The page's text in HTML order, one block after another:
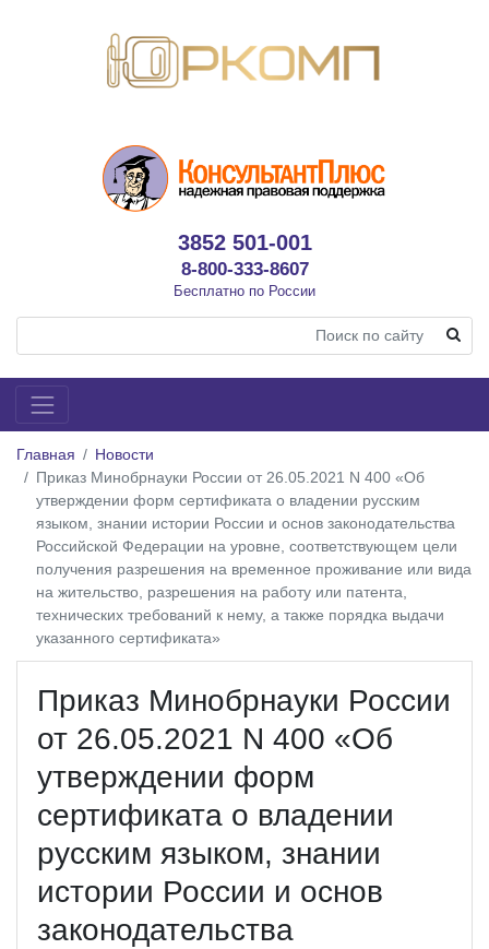
3852 501-001
8-800-333-8607
Бесплатно по России
Главная
Новости
Приказ Минобрнауки России от 26.05.2021 N 400 «Об
утверждении форм сертификата о владении русским
языком, знании истории России и основ законодательства
Российской Федерации на уровне, соответствующем цели
получения разрешения на временное проживание или вида
на жительство, разрешения на работу или патента,
технических требований к нему, а также порядка выдачи
указанного сертификата»
Приказ Минобрнауки России
от 26.05.2021 N 400 «Об
утверждении форм
сертификата о владении
русским языком, знании
истории России и основ
законодательства